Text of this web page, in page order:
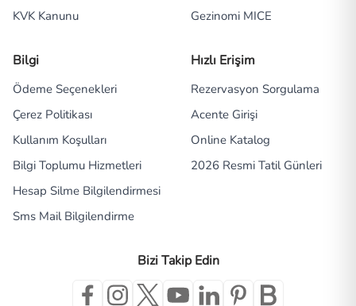
KVK Kanunu
Gezinomi MICE
Bilgi
Ödeme Seçenekleri
Çerez Politikası
Kullanım Koşulları
Bilgi Toplumu Hizmetleri
Hesap Silme Bilgilendirmesi
Sms Mail Bilgilendirme
Hızlı Erişim
Rezervasyon Sorgulama
Acente Girişi
Online Katalog
2026 Resmi Tatil Günleri
Bizi Takip Edin